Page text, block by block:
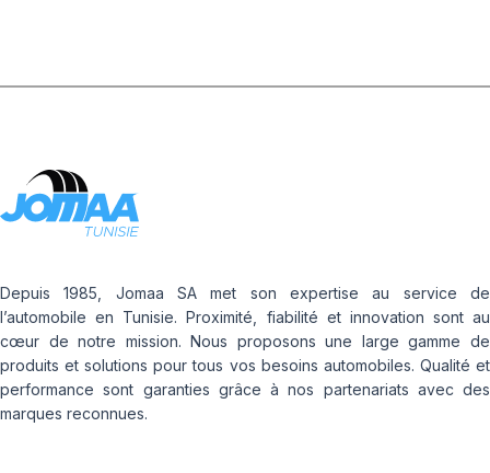
Depuis 1985, Jomaa SA met son expertise au service de
l’automobile en Tunisie. Proximité, fiabilité et innovation sont au
cœur de notre mission. Nous proposons une large gamme de
produits et solutions pour tous vos besoins automobiles. Qualité et
performance sont garanties grâce à nos partenariats avec des
marques reconnues.